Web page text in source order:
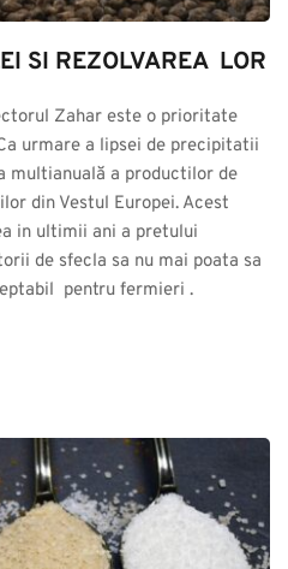
SI REZOLVAREA  LOR
Zahar este o prioritate
urmare a lipsei de precipitatii
multianuală a productilor de
din Vestul Europei. Acest
in ultimii ani a pretului
de sfecla sa nu mai poata sa
pentru fermieri .